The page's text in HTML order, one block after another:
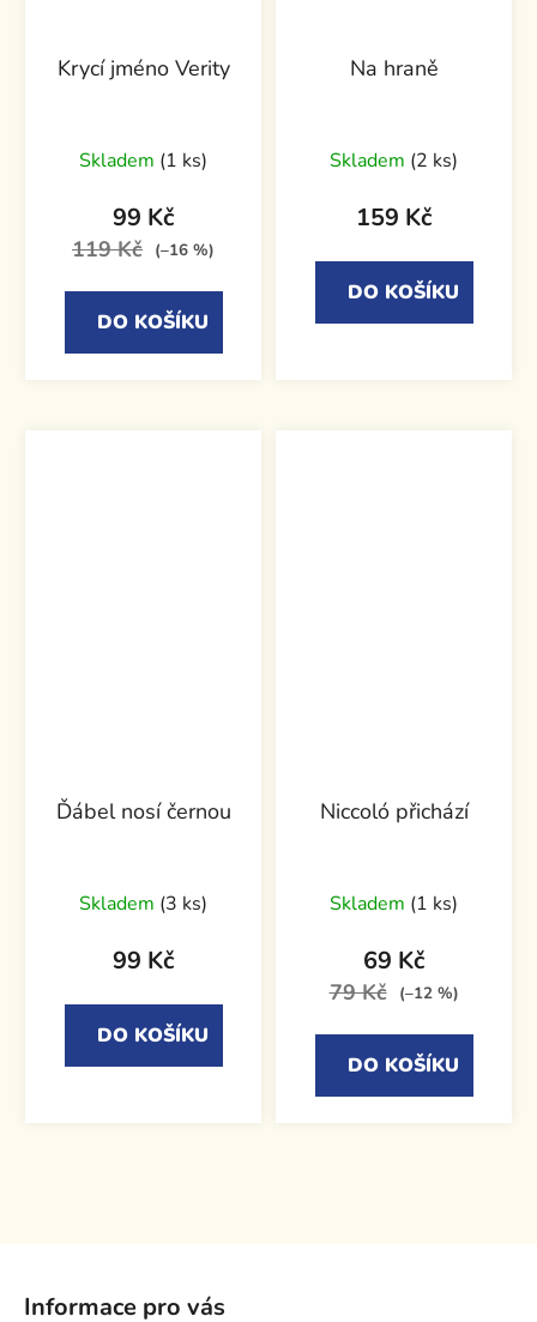
Krycí jméno Verity
Skladem (1 ks)
99 Kč
119 Kč (–16 %)
DO KOŠÍKU
Na hraně
Skladem (2 ks)
159 Kč
DO KOŠÍKU
Ďábel nosí černou
Skladem (3 ks)
99 Kč
DO KOŠÍKU
Niccoló přichází
Skladem (1 ks)
69 Kč
79 Kč (–12 %)
DO KOŠÍKU
Informace pro vás